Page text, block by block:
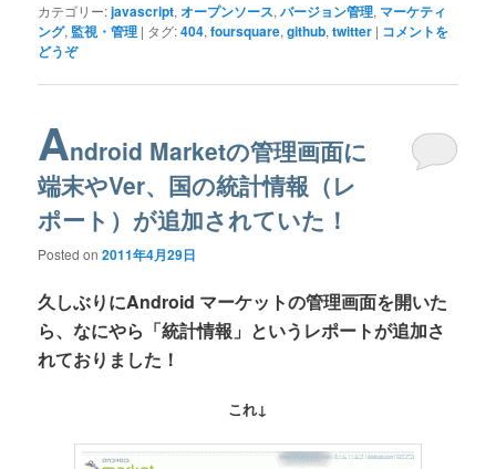
カテゴリー:javascript,オープンソース,バージョン管理, マーケティ
ング, 監視・管理 | タグ:404,foursquare,github,twitter | コメントを
どうぞ
Android Marketの管理画面に
端末やVer、国の統計情報（レ
ポート）が追加されていた！
Posted on2011年4月29日
久しぶりにAndroid マーケットの管理画面を開いた
ら、なにやら「統計情報」というレポートが追加さ
れておりました！
これ↓